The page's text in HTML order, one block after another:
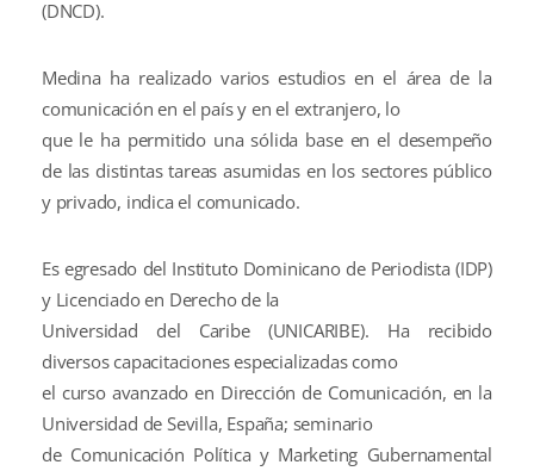
(DNCD).
Medina ha realizado varios estudios en el área de la
comunicación en el país y en el extranjero, lo
que le ha permitido una sólida base en el desempeño
de las distintas tareas asumidas en los sectores público
y privado, indica el comunicado.
Es egresado del Instituto Dominicano de Periodista (IDP)
y Licenciado en Derecho de la
Universidad del Caribe (UNICARIBE). Ha recibido
diversos capacitaciones especializadas como
el curso avanzado en Dirección de Comunicación, en la
Universidad de Sevilla, España; seminario
de Comunicación Política y Marketing Gubernamental